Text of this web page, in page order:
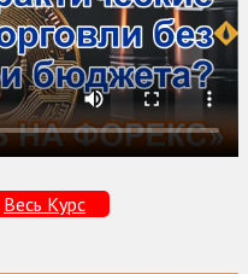
Весь Курс